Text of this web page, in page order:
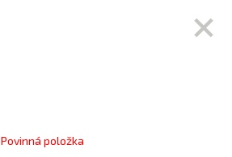
Povinná položka